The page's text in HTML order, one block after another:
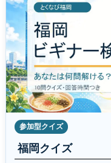
参加型クイズ
福岡クイズ